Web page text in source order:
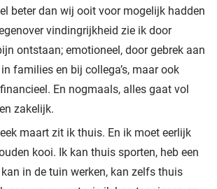
beter dan wij ooit voor mogelijk hadden
vindingrijkheid zie ik door
ontstaan; emotioneel, door gebrek aan
families en bij collega’s, maar ook
En nogmaals, alles gaat vol
zakelijk.
maart zit ik thuis. En ik moet eerlijk
kooi. Ik kan thuis sporten, heb een
in de tuin werken, kan zelfs thuis